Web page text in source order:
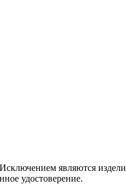
являются
удостоверение.